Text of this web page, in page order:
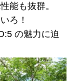
能も抜群。
ろ！
の魅力に迫